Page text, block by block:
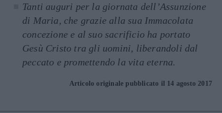
Tanti auguri per la giornata dell’Assunzione
di Maria, che grazie alla sua Immacolata
concezione e al suo sacrificio ha portato
Gesù Cristo tra gli uomini, liberandoli dal
peccato e promettendo la vita eterna.
Articolo originale pubblicato il 14 agosto 2017